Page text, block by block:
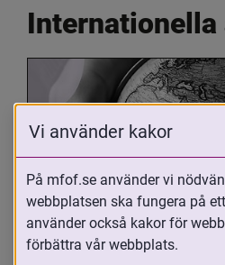
Oavsett om du är
adoptivförälder eller
Vi använder kakor
På mfof.se använder vi
webbplatsen ska fungera på
använder också kakor för
förbättra vår webbplats.